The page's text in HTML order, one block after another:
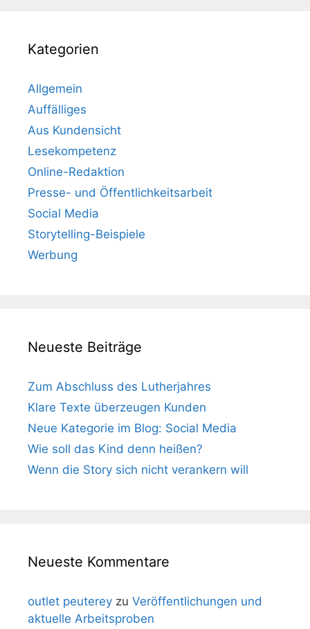
Kategorien
Allgemein
Auffälliges
Aus Kundensicht
Lesekompetenz
Online-Redaktion
Presse- und Öffentlichkeitsarbeit
Social Media
Storytelling-Beispiele
Werbung
Neueste Beiträge
Zum Abschluss des Lutherjahres
Klare Texte überzeugen Kunden
Neue Kategorie im Blog: Social Media
Wie soll das Kind denn heißen?
Wenn die Story sich nicht verankern will
Neueste Kommentare
outlet peuterey zu Veröffentlichungen und
aktuelle Arbeitsproben